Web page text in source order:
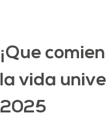
¡Que
la vida
2025